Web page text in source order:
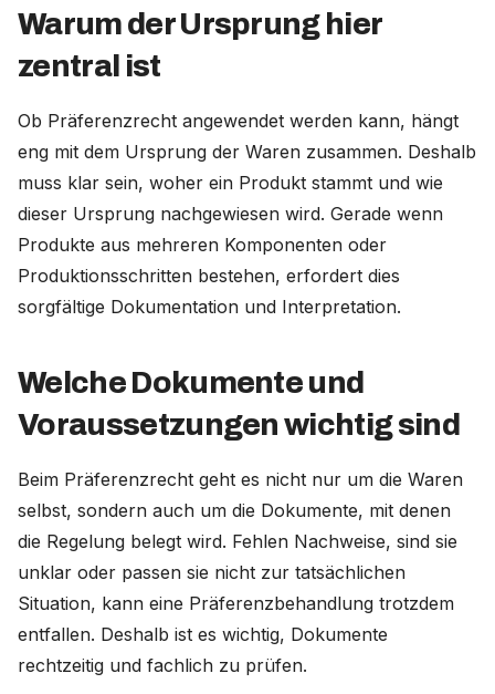
Warum der Ursprung hier
zentral ist
Ob Präferenzrecht angewendet werden kann, hängt
eng mit dem Ursprung der Waren zusammen. Deshalb
muss klar sein, woher ein Produkt stammt und wie
dieser Ursprung nachgewiesen wird. Gerade wenn
Produkte aus mehreren Komponenten oder
Produktionsschritten bestehen, erfordert dies
sorgfältige Dokumentation und Interpretation.
Welche Dokumente und
Voraussetzungen wichtig sind
Beim Präferenzrecht geht es nicht nur um die Waren
selbst, sondern auch um die Dokumente, mit denen
die Regelung belegt wird. Fehlen Nachweise, sind sie
unklar oder passen sie nicht zur tatsächlichen
Situation, kann eine Präferenzbehandlung trotzdem
entfallen. Deshalb ist es wichtig, Dokumente
rechtzeitig und fachlich zu prüfen.